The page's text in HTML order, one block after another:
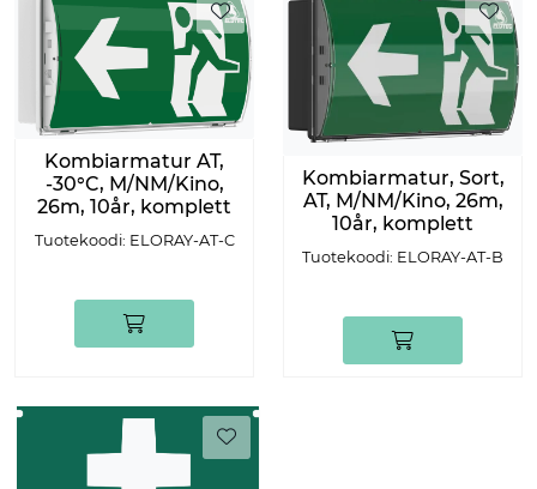
Kombiarmatur AT,
-30°C, M/NM/Kino,
26m, 10år, komplett
Tuotekoodi: ELORAY-AT-C
Kombiarmatur, Sort,
AT, M/NM/Kino, 26m,
10år, komplett
Tuotekoodi: ELORAY-AT-B